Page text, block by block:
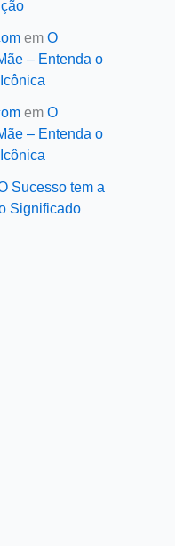
em O
– Entenda o
em O
– Entenda o
Sucesso tem a
Significado